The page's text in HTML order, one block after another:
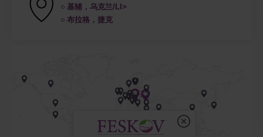
基辅，乌克兰/LI>
布拉格，捷克